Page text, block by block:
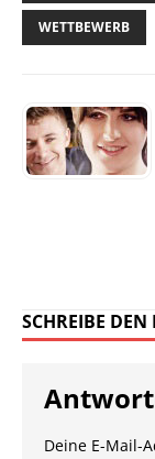
WETTBEWERB
SCHREIBE
Deine E-Mail-